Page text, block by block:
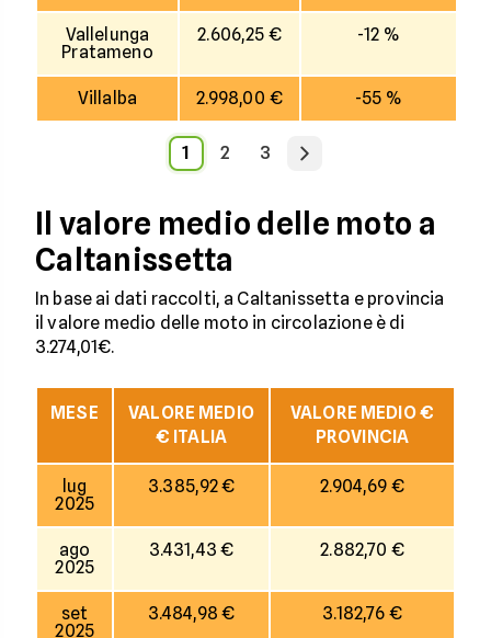
Vallelunga
Pratameno
2.606,25 € -12 %
Villalba 2.998,00 € -55 %
1 2 3
Il valore medio delle moto a
Caltanissetta
In base ai dati raccolti, a Caltanissetta e provincia
il valore medio delle moto in circolazione è di
3.274,01€.
MESE
VALORE MEDIO
€ ITALIA
VALORE MEDIO €
PROVINCIA
lug
2025
3.385,92 € 2.904,69 €
ago
2025
3.431,43 € 2.882,70 €
set
2025
3.484,98 € 3.182,76 €